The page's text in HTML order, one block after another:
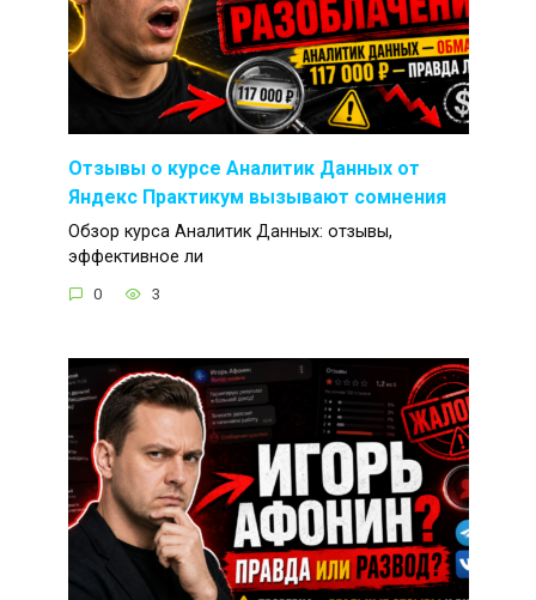
Отзывы о курсе Аналитик Данных от
Яндекс Практикум вызывают сомнения
Обзор курса Аналитик Данных: отзывы,
эффективное ли
0 3